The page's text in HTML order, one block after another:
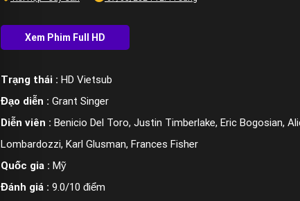
Trạng thái : HD Vietsub
Đạo diễn : Grant Singer
Diễn viên : Benicio Del Toro, Justin Timberlake, Eric Bogosian,
Lombardozzi, Karl Glusman, Frances Fisher
Quốc gia : Mỹ
Đánh giá : 9.0/10 điểm